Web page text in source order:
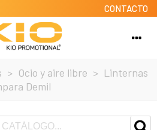
CONTACTO
> Ocio y aire libre > Linternas
Demil